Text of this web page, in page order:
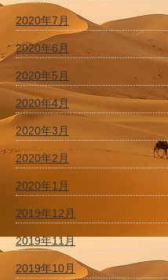
2020年7月
2020年6月
2020年5月
2020年4月
2020年3月
2020年2月
2020年1月
2019年12月
2019年11月
2019年10月